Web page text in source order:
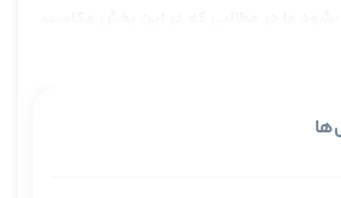
اجرا بشود، اگر گوسفندی خرید دو ساعت
نمی کنند، با این که صاحب الحیوان